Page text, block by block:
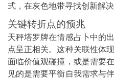
式，在灰色地带寻找创新解决
关键转折点的预兆
天秤塔罗牌在情感占卜中的
点呈正相关。这种关联性体
面临价值观碰撞，或是需要
见的是需要平衡自我需求与